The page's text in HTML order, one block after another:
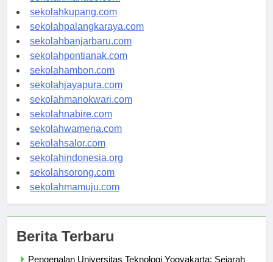
sekolahmanado.com
sekolahkupang.com
sekolahpalangkaraya.com
sekolahbanjarbaru.com
sekolahpontianak.com
sekolahambon.com
sekolahjayapura.com
sekolahmanokwari.com
sekolahnabire.com
sekolahwamena.com
sekolahsalor.com
sekolahindonesia.org
sekolahsorong.com